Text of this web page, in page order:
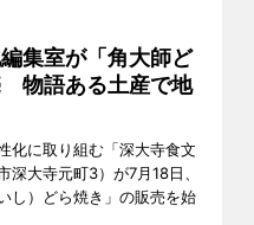
集室が「角大師ど
物語ある土産で地
化に取り組む「深大寺食文
深大寺元町3）が7月18日、
し）どら焼き」の販売を始